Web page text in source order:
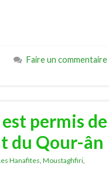
Faire un commentaire
permis de
du Qour-ân
Hanafites, Moustaghfiri,